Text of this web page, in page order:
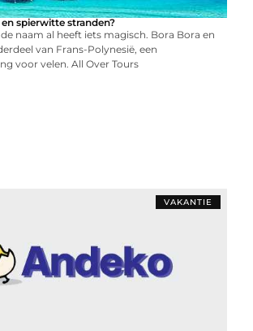
spierwitte stranden?
naam al heeft iets magisch. Bora Bora en
van Frans-Polynesië, een
voor velen. All Over Tours
VAKANTIE